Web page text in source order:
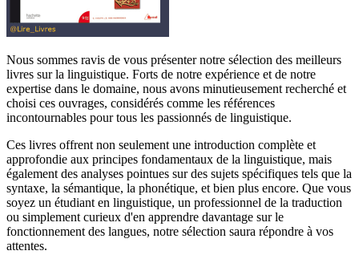
Nous sommes ravis de vous présenter notre sélection des meilleurs
livres sur la linguistique. Forts de notre expérience et de notre
expertise dans le domaine, nous avons minutieusement recherché et
choisi ces ouvrages, considérés comme les références
incontournables pour tous les passionnés de linguistique.
Ces livres offrent non seulement une introduction complète et
approfondie aux principes fondamentaux de la linguistique, mais
également des analyses pointues sur des sujets spécifiques tels que la
syntaxe, la sémantique, la phonétique, et bien plus encore. Que vous
soyez un étudiant en linguistique, un professionnel de la traduction
ou simplement curieux d'en apprendre davantage sur le
fonctionnement des langues, notre sélection saura répondre à vos
attentes.